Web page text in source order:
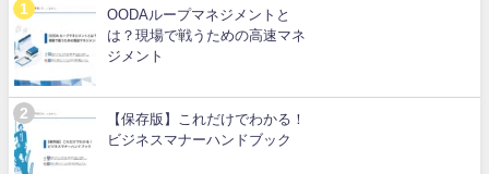
OODAループマネジメントと
は？現場で戦うための高速マネ
ジメント
【保存版】これだけでわかる！
ビジネスマナーハンドブック